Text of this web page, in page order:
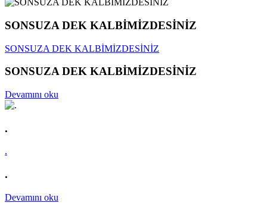
SONSUZA DEK KALBİMİZDESİNİZ
SONSUZA DEK KALBİMİZDESİNİZ
SONSUZA DEK KALBİMİZDESİNİZ
Devamını oku
.
.
.
Devamını oku